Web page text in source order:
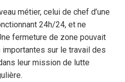
métier, celui de chef d’une
24h/24, et ne
fermeture de zone pouvait
sur le travail des
leur mission de lutte